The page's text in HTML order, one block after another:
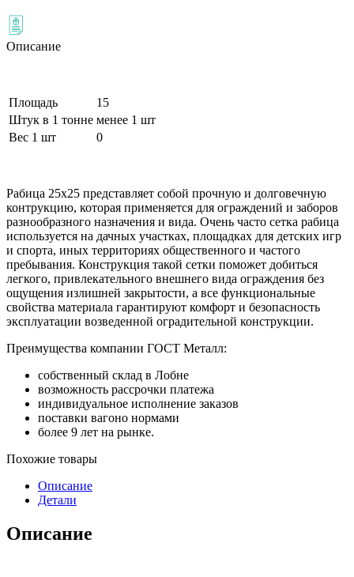
Описание
Площадь
15
Штук в 1 тонне менее 1 шт
Вес 1 шт
0
Рабица 25х25 представляет собой прочную и долговечную
контрукцию, которая применяется для ограждений и заборов
разнообразного назначения и вида. Очень часто сетка рабица
используется на дачных участках, площадках для детских игр
и спорта, иных территориях общественного и частого
пребывания. Конструкция такой сетки поможет добиться
легкого, привлекательного внешнего вида ограждения без
ощущения излишней закрытости, а все функциональные
свойства материала гарантируют комфорт и безопасность
эксплуатации возведенной оградительной конструкции.
Преимущества компании ГОСТ Металл:
собственный склад в Лобне
возможность рассрочки платежа
индивидуальное исполнение заказов
поставки вагоно нормами
более 9 лет на рынке.
Похожие товары
Описание
Детали
Описание